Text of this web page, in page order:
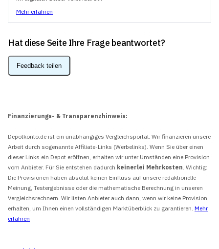
Mehr erfahren
Hat diese Seite Ihre Frage beantwortet?
Feedback teilen
Finanzierungs- & Transparenzhinweis:
Depotkonto.de ist ein unabhängiges Vergleichsportal. Wir finanzieren unsere
Arbeit durch sogenannte Affiliate-Links (Werbelinks). Wenn Sie über einen
dieser Links ein Depot eröffnen, erhalten wir unter Umständen eine Provision
vom Anbieter. Für Sie entstehen dadurch keinerlei Mehrkosten . Wichtig:
Die Provisionen haben absolut keinen Einfluss auf unsere redaktionelle
Meinung, Testergebnisse oder die mathematische Berechnung in unseren
Vergleichsrechnern. Wir listen Anbieter auch dann, wenn wir keine Provision
erhalten, um Ihnen einen vollständigen Marktüberblick zu garantieren. Mehr
erfahren